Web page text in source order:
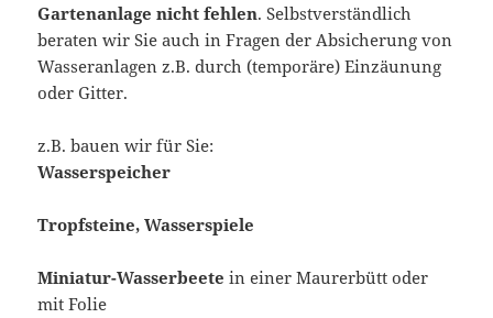
Gartenanlage nicht fehlen. Selbstverständlich
beraten wir Sie auch in Fragen der Absicherung von
Wasseranlagen z.B. durch (temporäre) Einzäunung
oder Gitter.
z.B. bauen wir für Sie:
Wasserspeicher
Tropfsteine, Wasserspiele
Miniatur-Wasserbeete in einer Maurerbütt oder
mit Folie